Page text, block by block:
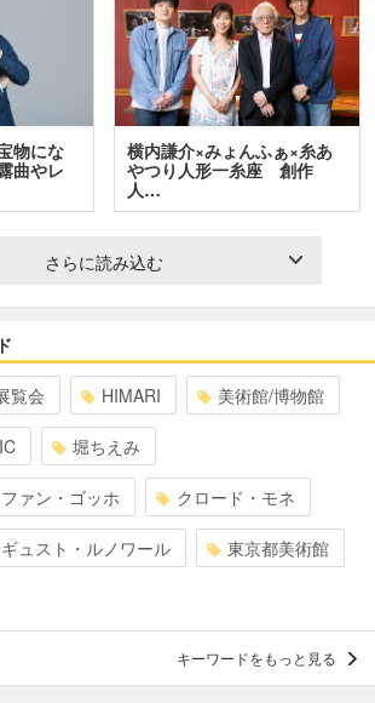
物にな
曲やレ
横内謙介×みょんふぁ×糸あ
やつり人形一糸座 創作
人…
さらに読み込む
覧会 HIMARI 美術館/博物館
堀ちえみ
ァン・ゴッホ クロード・モネ
ュスト・ルノワール 東京都美術館
キーワードをもっと見る